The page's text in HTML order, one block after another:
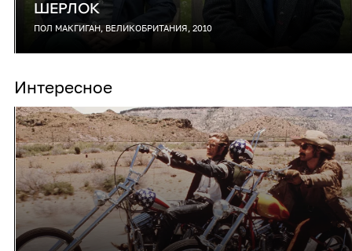
ШЕРЛОК
ПОЛ МАКГИГАН, ВЕЛИКОБРИТАНИЯ, 2010
Интересное